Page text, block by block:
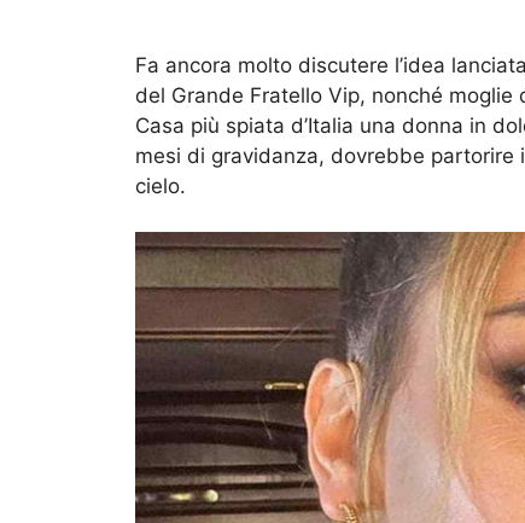
Fa ancora molto discutere l’idea
del Grande Fratello Vip, nonché
Casa più spiata d’Italia una donna in
mesi di gravidanza, dovrebbe
cielo.